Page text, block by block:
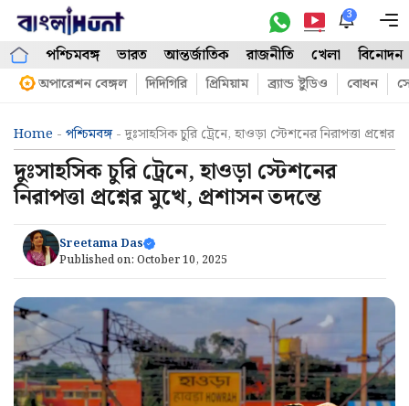
Skip
content
3
পশ্চিমবঙ্গ ভারত আন্তর্জাতিক রাজনীতি খেলা বিনোদন
অপারেশন বেঙ্গল দিদিগিরি প্রিমিয়াম ব্র্যান্ড ষ্টুডিও বোধন
Home - পশ্চিমবঙ্গ-দুঃসাহসিক চুরি ট্রেনে, হাওড়া স্টেশনের নিরাপত্তা প্রশ্নের
দুঃসাহসিক চুরি ট্রেনে, হাওড়া স্টেশনের
নিরাপত্তা প্রশ্নের মুখে, প্রশাসন তদন্তে
Sreetama Das
Published on: October 10, 2025